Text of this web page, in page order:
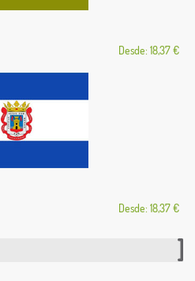
Desde: 18,37 €
Desde: 18,37 €